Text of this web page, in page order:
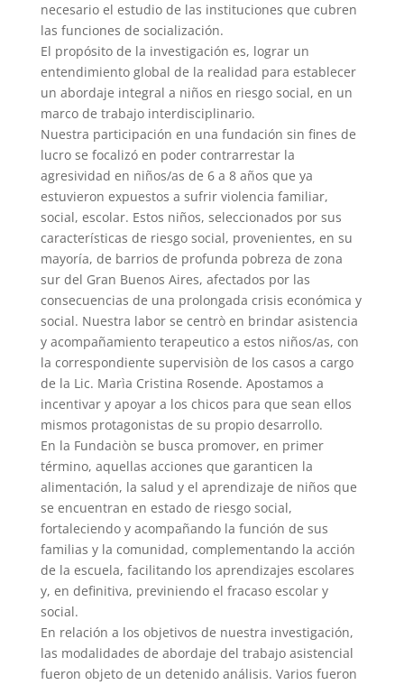
necesario el estudio de las instituciones que cubren
las funciones de socialización.
El propósito de la investigación es, lograr un
entendimiento global de la realidad para establecer
un abordaje integral a niños en riesgo social, en un
marco de trabajo interdisciplinario.
Nuestra participación en una fundación sin fines de
lucro se focalizó en poder contrarrestar la
agresividad en niños/as de 6 a 8 años que ya
estuvieron expuestos a sufrir violencia familiar,
social, escolar. Estos niños, seleccionados por sus
características de riesgo social, provenientes, en su
mayoría, de barrios de profunda pobreza de zona
sur del Gran Buenos Aires, afectados por las
consecuencias de una prolongada crisis económica y
social. Nuestra labor se centrò en brindar asistencia
y acompañamiento terapeutico a estos niños/as, con
la correspondiente supervisiòn de los casos a cargo
de la Lic. Marìa Cristina Rosende. Apostamos a
incentivar y apoyar a los chicos para que sean ellos
mismos protagonistas de su propio desarrollo.
En la Fundaciòn se busca promover, en primer
término, aquellas acciones que garanticen la
alimentación, la salud y el aprendizaje de niños que
se encuentran en estado de riesgo social,
fortaleciendo y acompañando la función de sus
familias y la comunidad, complementando la acción
de la escuela, facilitando los aprendizajes escolares
y, en definitiva, previniendo el fracaso escolar y
social.
En relación a los objetivos de nuestra investigación,
las modalidades de abordaje del trabajo asistencial
fueron objeto de un detenido análisis. Varios fueron